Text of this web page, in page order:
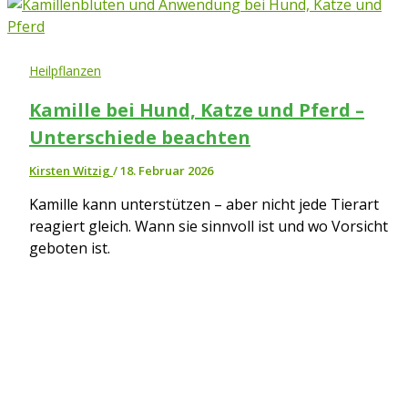
Heilpflanzen
Kamille bei Hund, Katze und Pferd –
Unterschiede beachten
Kirsten Witzig/18. Februar 2026
Kamille kann unterstützen – aber nicht jede Tierart
reagiert gleich. Wann sie sinnvoll ist und wo Vorsicht
geboten ist.